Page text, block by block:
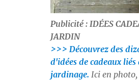
Publicité : IDÉES
JARDIN
>>> Découvrez des
d'idées de cadeaux liés
jardinage. Ici en photo,